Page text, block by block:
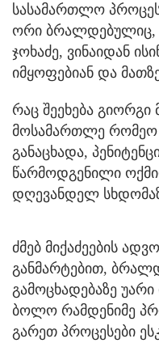
სასამართლო
ორი ბრალდებულიც,
ჯოხაძე, ვინაიდან
იმყოფებიან და
რაც შეეხება
მოსამართლე რომეო
განაცხადა,
წარმოდგენილი
დღევანდელ
ძმებ მიქაძეების
განმარტებით,
გამოცხადებაზე
ბოლო რამდენიმე
გარეთ პროცესები